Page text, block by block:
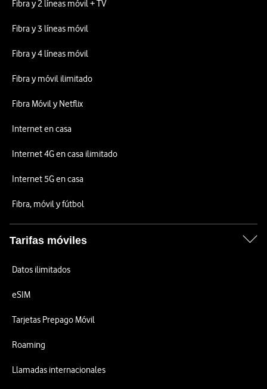
Fibra y 2 líneas móvil + TV
Fibra y 3 líneas móvil
Fibra y 4 líneas móvil
Fibra y móvil ilimitado
Fibra Móvil y Netflix
Internet en casa
Internet 4G en casa ilimitado
Internet 5G en casa
Fibra, móvil y fútbol
Tarifas móviles
Datos ilimitados
eSIM
Tarjetas Prepago Móvil
Roaming
Llamadas internacionales